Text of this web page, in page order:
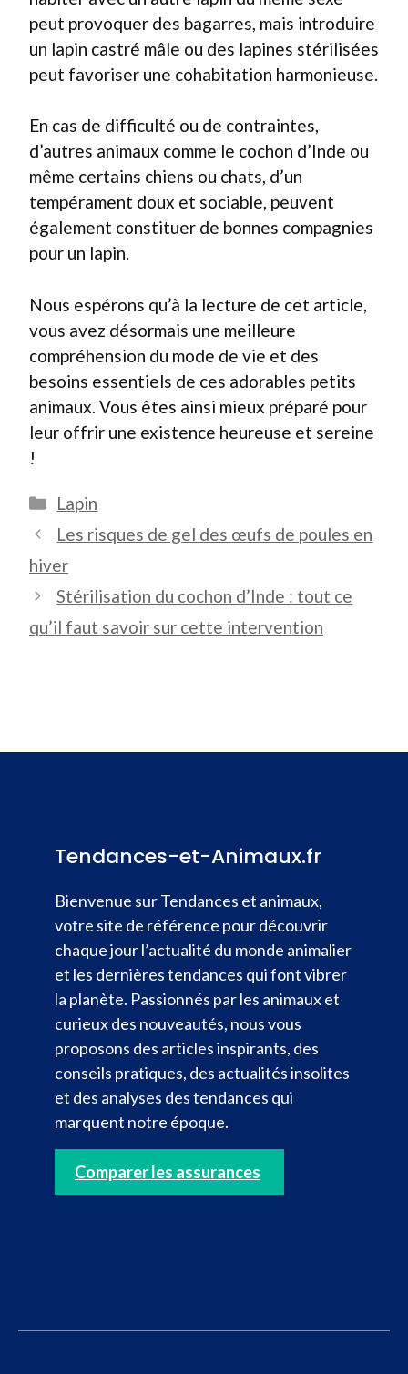
peut provoquer des bagarres, mais introduire
un lapin castré mâle ou des lapines stérilisées
peut favoriser une cohabitation harmonieuse.
En cas de difficulté ou de contraintes,
d’autres animaux comme le cochon d’Inde ou
même certains chiens ou chats, d’un
tempérament doux et sociable, peuvent
également constituer de bonnes compagnies
pour un lapin.
Nous espérons qu’à la lecture de cet article,
vous avez désormais une meilleure
compréhension du mode de vie et des
besoins essentiels de ces adorables petits
animaux. Vous êtes ainsi mieux préparé pour
leur offrir une existence heureuse et sereine
!
Catégories
Lapin
Les risques de gel des œufs de poules en
hiver
Stérilisation du cochon d’Inde : tout ce
qu’il faut savoir sur cette intervention
Tendances-et-Animaux.fr
Bienvenue sur Tendances et animaux,
votre site de référence pour découvrir
chaque jour l’actualité du monde animalier
et les dernières tendances qui font vibrer
la planète. Passionnés par les animaux et
curieux des nouveautés, nous vous
proposons des articles inspirants, des
conseils pratiques, des actualités insolites
et des analyses des tendances qui
marquent notre époque.
Comparer les assurances